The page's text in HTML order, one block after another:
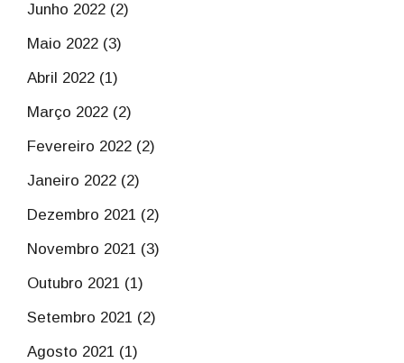
Junho 2022 (2)
Maio 2022 (3)
Abril 2022 (1)
Março 2022 (2)
Fevereiro 2022 (2)
Janeiro 2022 (2)
Dezembro 2021 (2)
Novembro 2021 (3)
Outubro 2021 (1)
Setembro 2021 (2)
Agosto 2021 (1)